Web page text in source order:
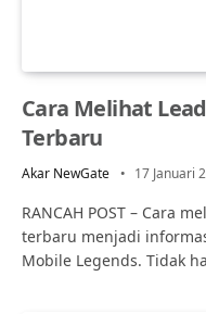
Cara Melihat
Terbaru
Akar NewGate 17 Januari
RANCAH POST – Cara
terbaru menjadi
Mobile Legends. Tidak